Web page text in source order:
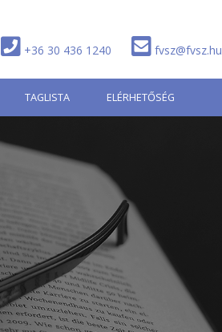
+36 30 436 1240 fvsz@fvsz.hu
TAGLISTA ELÉRHETŐSÉG